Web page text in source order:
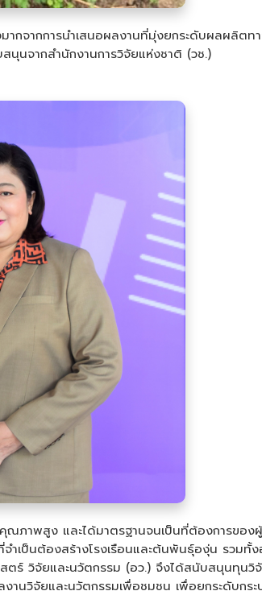
กจากการนำเสนอผลงานที่มุ่งยกระดับผลผลิต
นจากสำนักงานการวิจัยแห่งชาติ (วช.)
ณภาพสูง และได้มาตรฐานจนเป็นที่ต้องการของ
เป็นต้องสร้างโรงเรือนและต้นพันธุ์องุ่น รวมทั้
ร์ วิจัยและนวัตกรรม (อว.) จึงได้สนับสนุนทุนวิ
นวิจัยและนวัตกรรมเพื่อชุมชน เพื่อยกระดับก